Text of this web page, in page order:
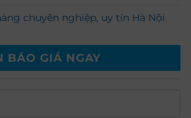
chuyên nghiệp, uy tín Hà Nội
BÁO GIÁ NGAY